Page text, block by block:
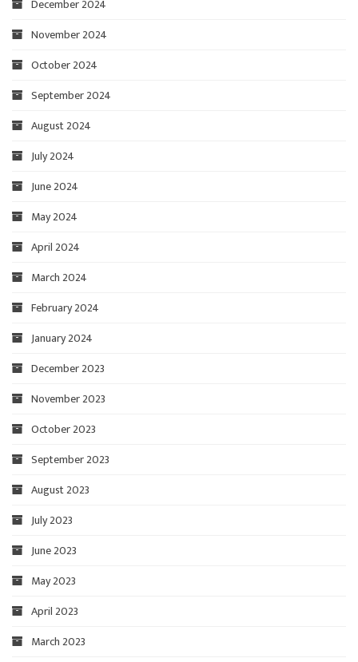
December 2024
November 2024
October 2024
September 2024
August 2024
July 2024
June 2024
May 2024
April 2024
March 2024
February 2024
January 2024
December 2023
November 2023
October 2023
September 2023
August 2023
July 2023
June 2023
May 2023
April 2023
March 2023